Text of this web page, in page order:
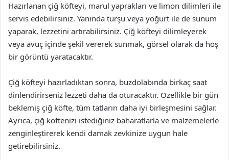
Hazırlanan çiğ köfteyi, marul yaprakları ve limon dilimleri ile
servis edebilirsiniz. Yanında turşu veya yoğurt ile de sunum
yaparak, lezzetini artırabilirsiniz. Çiğ köfteyi dilimleyerek
veya avuç içinde şekil vererek sunmak, görsel olarak da hoş
bir görüntü yaratacaktır.
Çiğ köfteyi hazırladıktan sonra, buzdolabında birkaç saat
dinlendirirseniz lezzeti daha da oturacaktır. Özellikle bir gün
beklemiş çiğ köfte, tüm tatların daha iyi birleşmesini sağlar.
Ayrıca, çiğ köftenizi istediğiniz baharatlarla ve malzemelerle
zenginleştirerek kendi damak zevkinize uygun hale
getirebilirsiniz.